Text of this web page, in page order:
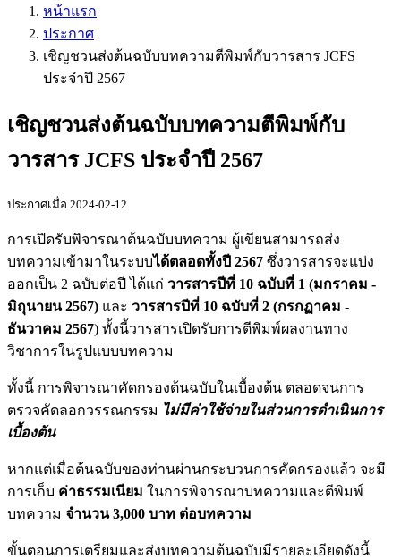
หน้าแรก
ประกาศ
เชิญชวนส่งต้นฉบับบทความตีพิมพ์กับวารสาร JCFS
ประจำปี 2567
เชิญชวนส่งต้นฉบับบทความตีพิมพ์กับ
วารสาร JCFS ประจำปี 2567
ประกาศเมื่อ 2024-02-12
การเปิดรับพิจารณาต้นฉบับบทความ ผู้เขียนสามารถส่ง
บทความเข้ามาในระบบได้ตลอดทั้งปี 2567 ซึ่งวารสารจะแบ่ง
ออกเป็น 2 ฉบับต่อปี ได้แก่ วารสารปีที่ 10 ฉบับที่ 1 (มกราคม -
มิถุนายน 2567) และ วารสารปีที่ 10 ฉบับที่ 2 (กรกฏาคม -
ธันวาคม 2567) ทั้งนี้วารสารเปิดรับการตีพิมพ์ผลงานทาง
วิชาการในรูปแบบบทความ
ทั้งนี้ การพิจารณาคัดกรองต้นฉบับในเบื้องต้น ตลอดจนการ
ตรวจคัดลอกวรรณกรรม ไม่มีค่าใช้จ่ายในส่วนการดำเนินการ
เบื้องต้น
หากแต่เมื่อต้นฉบับของท่านผ่านกระบวนการคัดกรองแล้ว จะมี
การเก็บ ค่าธรรมเนียม ในการพิจารณาบทความและตีพิมพ์
บทความ จำนวน 3,000 บาท ต่อบทความ
ขั้นตอนการเตรียมและส่งบทความต้นฉบับมีรายละเอียดดังนี้